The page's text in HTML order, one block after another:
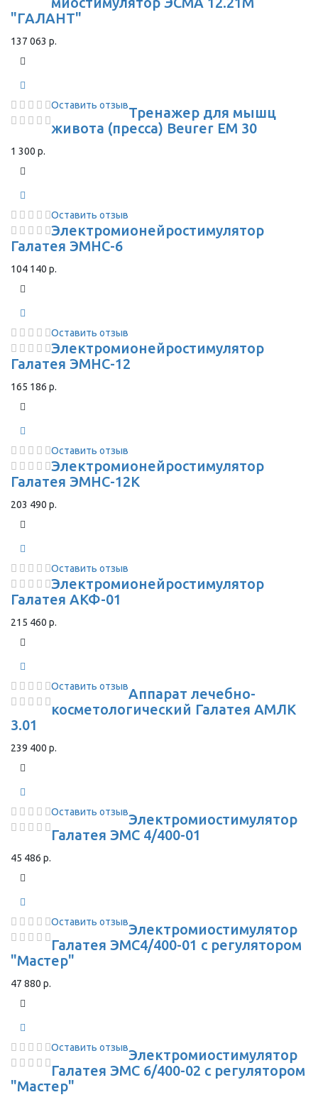
"ГАЛАНТ"
137 063 р.
Оставить отзывТренажер для мышц
живота (пресса) Beurer EM 30
1 300 р.
Оставить отзыв
Электромионейростимулятор
Галатея ЭМНС-6
104 140 р.
Оставить отзыв
Электромионейростимулятор
Галатея ЭМНС-12
165 186 р.
Оставить отзыв
Электромионейростимулятор
Галатея ЭМНС-12К
203 490 р.
Оставить отзыв
Электромионейростимулятор
Галатея АКФ-01
215 460 р.
Оставить отзывАппарат лечебно-
косметологический Галатея АМЛК
3.01
239 400 р.
Оставить отзывЭлектромиостимулятор
Галатея ЭМС 4/400-01
45 486 р.
Оставить отзывЭлектромиостимулятор
Галатея ЭМС4/400-01 с регулятором
"Мастер"
47 880 р.
Оставить отзывЭлектромиостимулятор
Галатея ЭМС 6/400-02 с регулятором
"Мастер"